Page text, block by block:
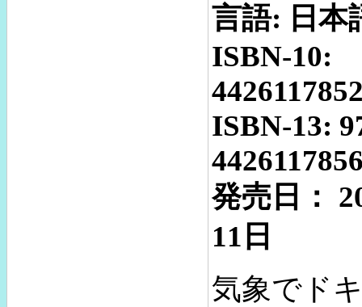
言語: 日本
ISBN-10:
ISBN-13:
発売日：
11日
気象でド